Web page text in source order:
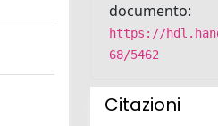
documento:
https://
68/5462
Citazioni